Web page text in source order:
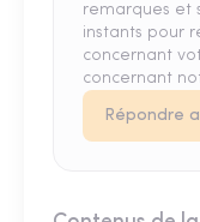
remarques et
instants pour
concernant
concernant
Répondre